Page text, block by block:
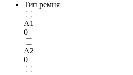
Тип ремня
A1
0
A2
0